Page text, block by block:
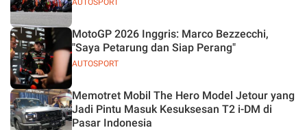
AUTOSPORT
AUTOSPORT
MotoGP 2026 Inggris: Marco Bezzecchi,
"Saya Petarung dan Siap Perang"
Memotret Mobil The Hero Model Jetour yang
Jadi Pintu Masuk Kesuksesan T2 i-DM di
Pasar Indonesia